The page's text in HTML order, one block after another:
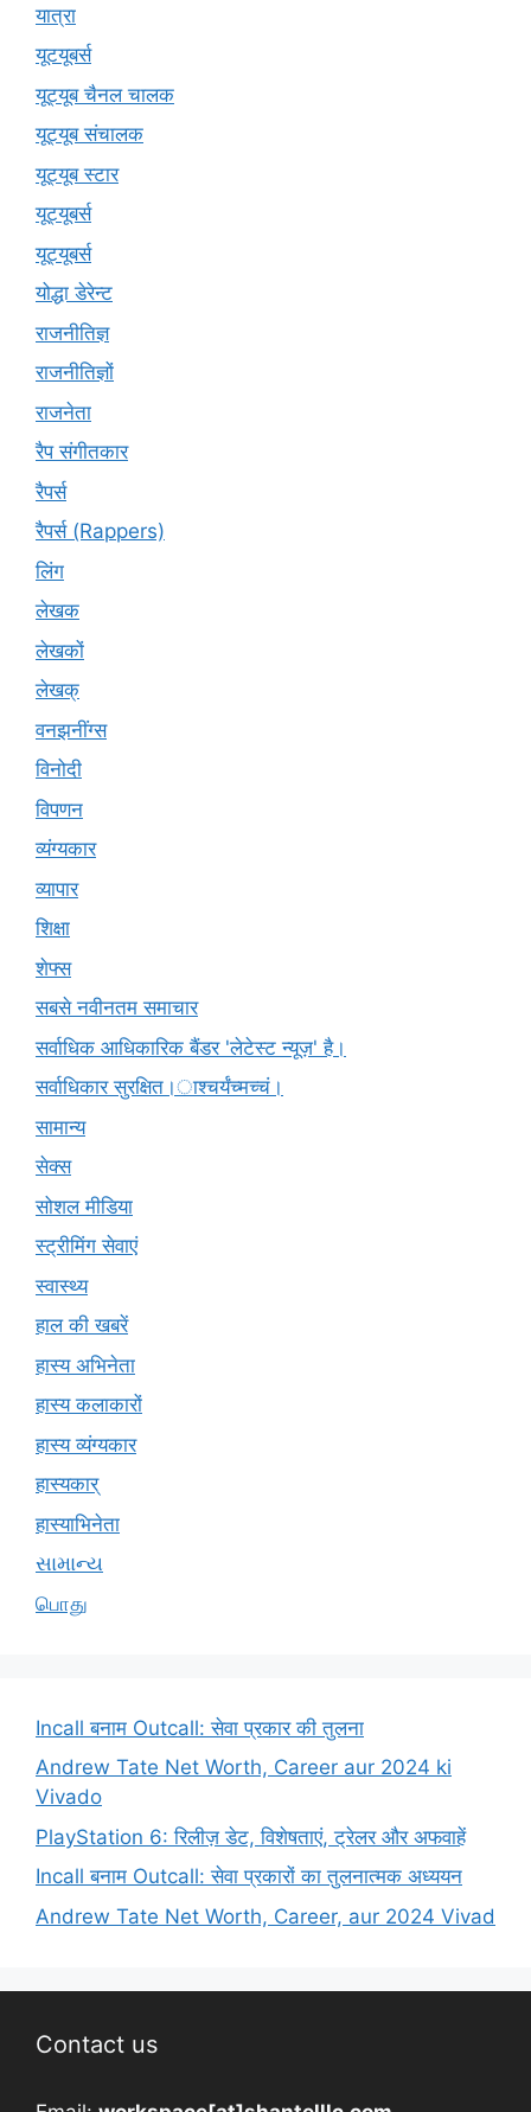
यात्रा
यूटयूबर्स
यूट्यूब चैनल चालक
यूट्यूब संचालक
यूट्यूब स्टार
यूट्यूबर्स
यूट्‍यूबर्स
योद्धा डेरेन्ट
राजनीतिज्ञ
राजनीतिज्ञों
राजनेता
रैप संगीतकार
रैपर्स
रैपर्स (Rappers)
लिंग
लेखक
लेखकों
लेखक्
वनझनींग्स
विनोदी
विपणन
व्यंग्यकार
व्यापार
शिक्षा
शेफ्स
सबसे नवीनतम समाचार
सर्वाधिक आधिकारिक बैंडर 'लेटेस्ट न्यूज़' है।
सर्वाधिकार सुरक्षित।ाश्चर्यंच्मच्चं।
सामान्य
सेक्स
सोशल मीडिया
स्ट्रीमिंग सेवाएं
स्वास्थ्य
हाल की खबरें
हास्य अभिनेता
हास्य कलाकारों
हास्य व्यंग्यकार
हास्यकार्
हास्याभिनेता
સામાન્ય
பொது
Incall बनाम Outcall: सेवा प्रकार की तुलना
Andrew Tate Net Worth, Career aur 2024 ki
Vivado
PlayStation 6: रिलीज़ डेट, विशेषताएं, ट्रेलर और अफवाहें
Incall बनाम Outcall: सेवा प्रकारों का तुलनात्मक अध्ययन
Andrew Tate Net Worth, Career, aur 2024 Vivad
Contact us